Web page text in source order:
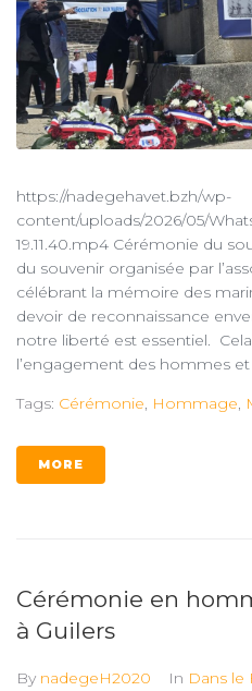
https://nadegehavet.bzh/wp-
content/uploads/2026/05/
19.11.40.mp4 Cérémonie du
du souvenir organisée par
célébrant la mémoire des
devoir de reconnaissance
notre liberté est essentiel.
l’engagement des hommes
Tags: Cérémonie, Hommage,
MORE
Cérémonie en
à Guilers
By nadegeH2020 In Dans le